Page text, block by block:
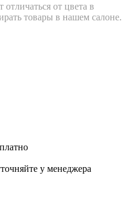
от цвета в
товары в нашем салоне.
у менеджера